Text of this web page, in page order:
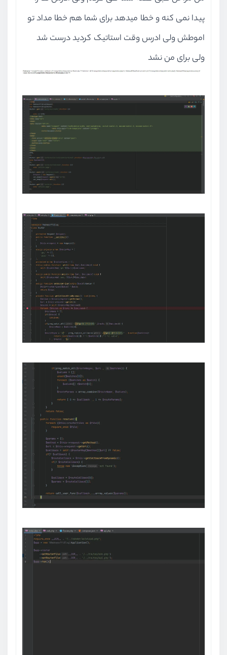
پیدا نمی کنه و خطا میدهد برای شما هم خطا مداد تو
اموطش ولی ادرس وقت استاتیک کردید درست شد
ولی برای من نشد